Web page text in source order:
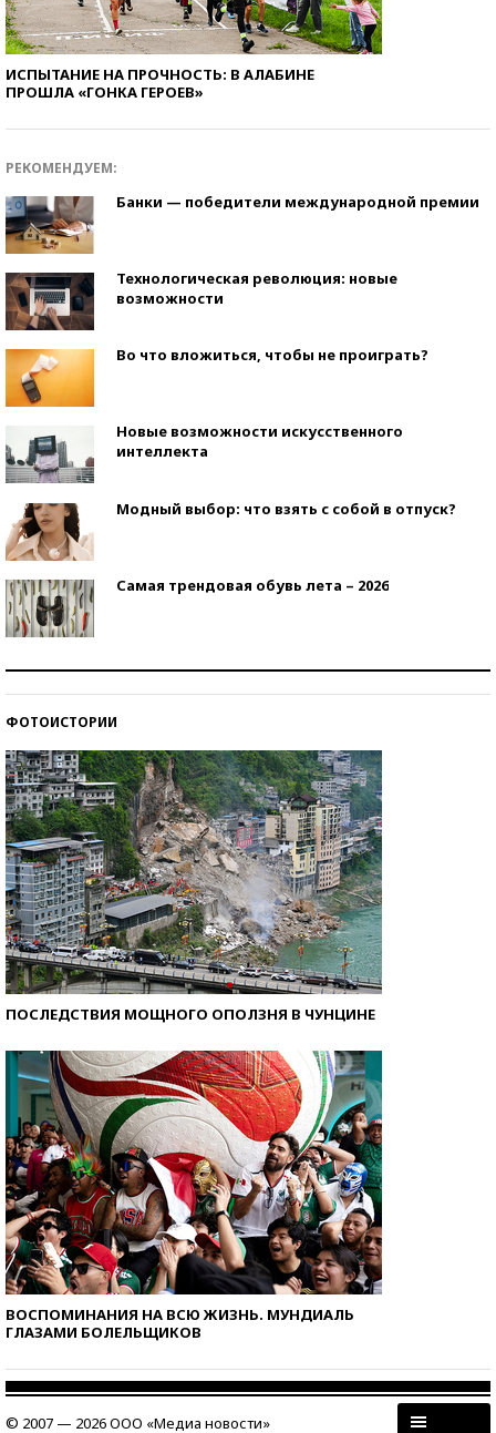
ИСПЫТАНИЕ НА ПРОЧНОСТЬ: В АЛАБИНЕ
ПРОШЛА «ГОНКА ГЕРОЕВ»
РЕКОМЕНДУЕМ:
Банки — победители международной премии
Технологическая революция: новые
возможности
Во что вложиться, чтобы не проиграть?
Новые возможности искусственного
интеллекта
Модный выбор: что взять с собой в отпуск?
Самая трендовая обувь лета – 2026
ФОТОИСТОРИИ
ПОСЛЕДСТВИЯ МОЩНОГО ОПОЛЗНЯ В ЧУНЦИНЕ
ВОСПОМИНАНИЯ НА ВСЮ ЖИЗНЬ. МУНДИАЛЬ
ГЛАЗАМИ БОЛЕЛЬЩИКОВ
© 2007 — 2026 ООО «Медиа новости»